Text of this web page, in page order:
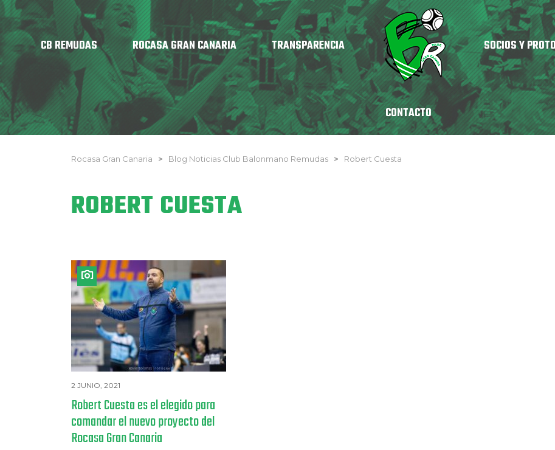
CB REMUDAS ROCASA GRAN CANARIA TRANSPARENCIA SOCIOS Y
CONTACTO
Rocasa Gran Canaria > Blog Noticias Club Balonmano Remudas > Robert Cuesta
ROBERT CUESTA
2 JUNIO, 2021
Robert Cuesta es el elegido para
comandar el nuevo proyecto del
Rocasa Gran Canaria